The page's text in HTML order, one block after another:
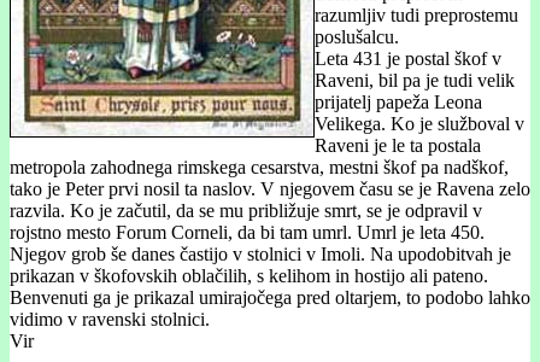
razumljiv tudi preprostemu
poslušalcu.
Leta 431 je postal škof v
Raveni, bil pa je tudi velik
prijatelj papeža Leona
Velikega. Ko je služboval v
Raveni je le ta postala
metropola zahodnega rimskega cesarstva, mestni škof pa nadškof,
tako je Peter prvi nosil ta naslov. V njegovem času se je Ravena zelo
razvila. Ko je začutil, da se mu približuje smrt, se je odpravil v
rojstno mesto Forum Corneli, da bi tam umrl. Umrl je leta 450.
Njegov grob še danes častijo v stolnici v Imoli. Na upodobitvah je
prikazan v škofovskih oblačilih, s kelihom in hostijo ali pateno.
Benvenuti ga je prikazal umirajočega pred oltarjem, to podobo lahko
vidimo v ravenski stolnici.
Vir